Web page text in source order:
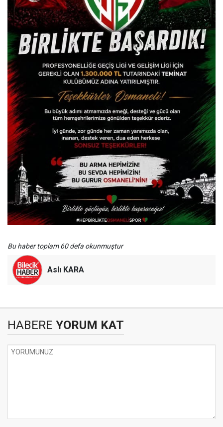
Bu haber toplam 60 defa okunmuştur
Aslı KARA
HABERE YORUM KAT